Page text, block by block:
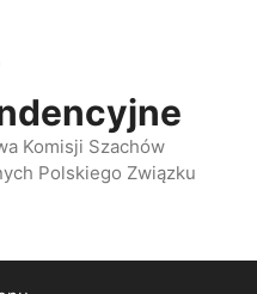
Komisji Szachów
Polskiego Związku